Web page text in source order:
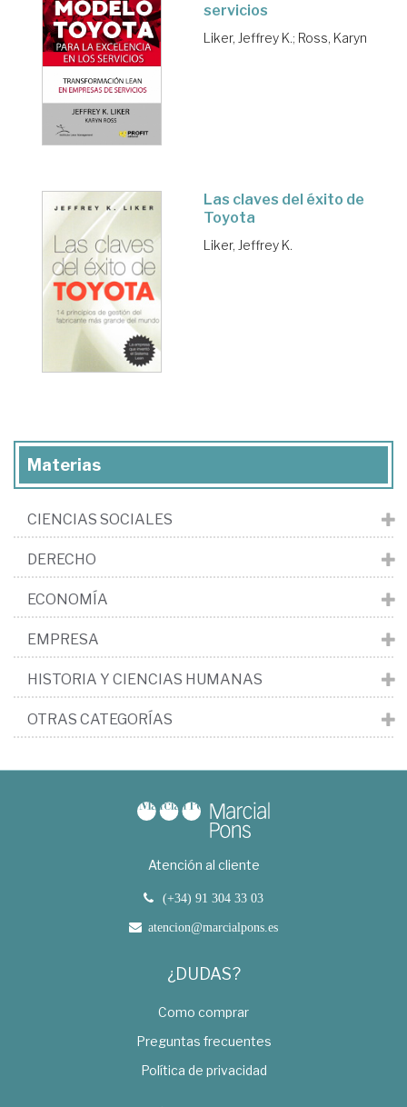
servicios
Liker, Jeffrey K.; Ross, Karyn
Las claves del éxito de
Toyota
Liker, Jeffrey K.
Materias
CIENCIAS SOCIALES
DERECHO
ECONOMÍA
EMPRESA
HISTORIA Y CIENCIAS HUMANAS
OTRAS CATEGORÍAS
Atención al cliente
(+34) 91 304 33 03
atencion@marcialpons.es
¿DUDAS?
Como comprar
Preguntas frecuentes
Política de privacidad